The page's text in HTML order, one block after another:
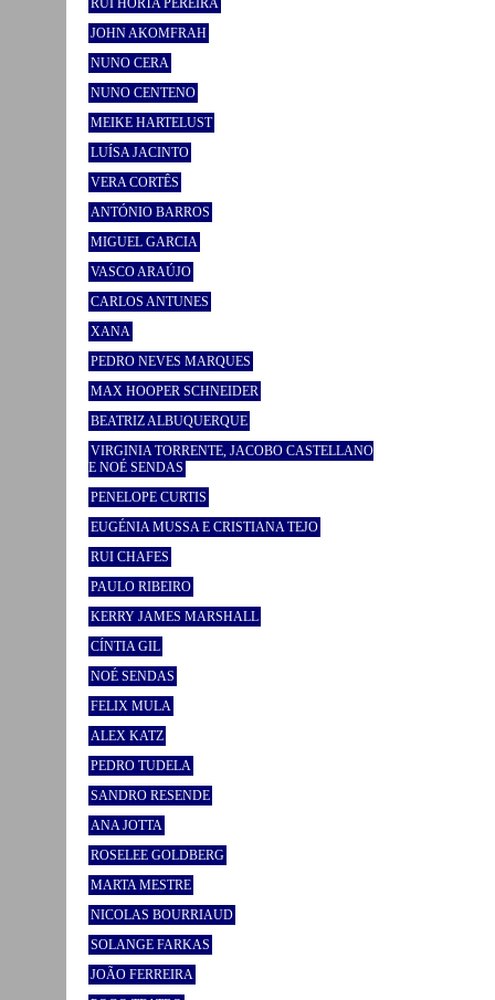
JOHN AKOMFRAH
NUNO CERA
NUNO CENTENO
MEIKE HARTELUST
LUÍSA JACINTO
VERA CORTÊS
ANTÓNIO BARROS
MIGUEL GARCIA
VASCO ARAÚJO
CARLOS ANTUNES
XANA
PEDRO NEVES MARQUES
MAX HOOPER SCHNEIDER
BEATRIZ ALBUQUERQUE
VIRGINIA TORRENTE, JACOBO CASTELLANO
E NOÉ SENDAS
PENELOPE CURTIS
EUGÉNIA MUSSA E CRISTIANA TEJO
RUI CHAFES
PAULO RIBEIRO
KERRY JAMES MARSHALL
CÍNTIA GIL
NOÉ SENDAS
FELIX MULA
ALEX KATZ
PEDRO TUDELA
SANDRO RESENDE
ANA JOTTA
ROSELEE GOLDBERG
MARTA MESTRE
NICOLAS BOURRIAUD
SOLANGE FARKAS
JOÃO FERREIRA